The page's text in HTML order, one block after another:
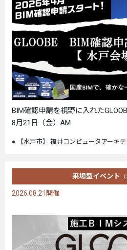
BIM確認申請を視野に入れた
8月21日（金）AM
【水戸市】 福井コンピュータアーキ
来場型イベント
2026.08.21開催